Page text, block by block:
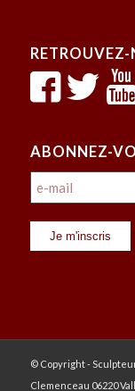
RETROUVEZ-
ABONNEZ-
© Copyright -
Clemenceau 06220